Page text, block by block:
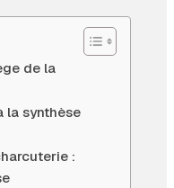
de la
la synthèse
: